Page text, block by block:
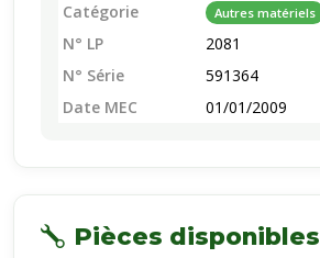
Catégorie
Autres matériels
N° LP
2081
N° Série
591364
Date MEC
01/01/2009
Pièces disponibles